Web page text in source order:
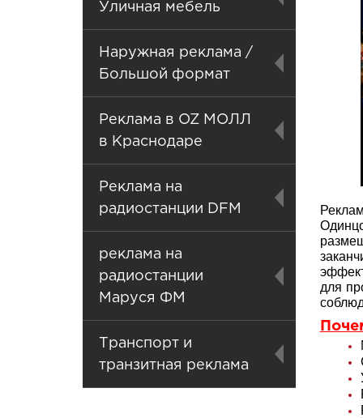
Уличная мебель
Наружная реклама /
Большой формат
Реклама в OZ МОЛЛ
в Краснодаре
Реклама на
радиостанции DFM
реклама на
радиостанции
Маруся ФМ
Транспорт и
транзитная реклама
для